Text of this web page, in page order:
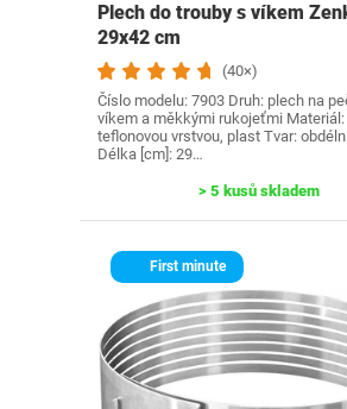
Plech do trouby s víkem
29x42 cm
(40×)
Číslo modelu‎: 7903 Druh: plech na
víkem a měkkými rukojeťmi
teflonovou vrstvou, plast Tvar:
Délka [cm]: 29…
> 5 kusů skladem
First minute